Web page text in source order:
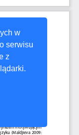
w
serwisu
z